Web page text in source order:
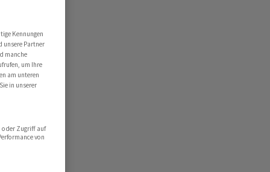
Kennungen
unsere Partner
manche
um Ihre
am unteren
in unserer
oder Zugriff auf
von